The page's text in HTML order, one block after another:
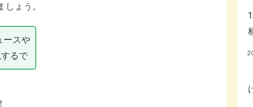
ょう。
ースや
るで